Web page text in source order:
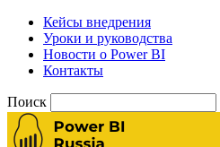
Кейсы внедрения
Уроки и руководства
Новости о Power BI
Контакты
Поиск